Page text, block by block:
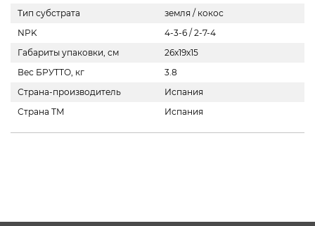
Тип субстрата
земля / кокос
NPK
4-3-6 / 2-7-4
Габариты упаковки, см
26x19x15
Вес БРУТТО, кг
3.8
Страна-производитель
Испания
Страна ТМ
Испания